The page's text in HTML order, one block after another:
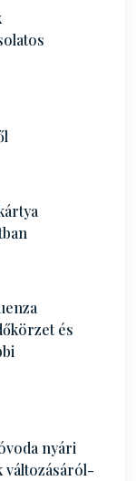
és
nyári
változásáról-